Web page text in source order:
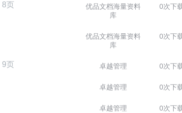
8页
优品文档海量资料
库
0次下
优品文档海量资料
库
0次下
9页 卓越管理 0次下
卓越管理 0次下
卓越管理 0次下